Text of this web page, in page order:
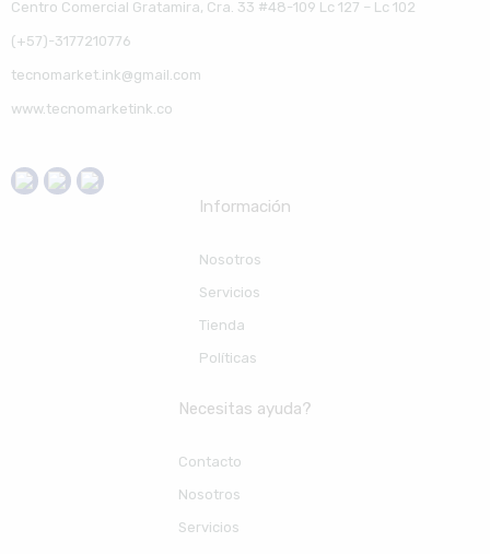
Centro Comercial Gratamira, Cra. 33 #48-109 Lc 127 – Lc 102
(+57)-3177210776
tecnomarket.ink@gmail.com
www.tecnomarketink.co
Información
Nosotros
Servicios
Tienda
Políticas
Necesitas ayuda?
Contacto
Nosotros
Servicios